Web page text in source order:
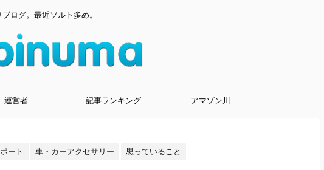
ログ。最近ソルト多め。
運営者 記事ランキング アマゾン川
ート 車・カーアクセサリー 思っていること